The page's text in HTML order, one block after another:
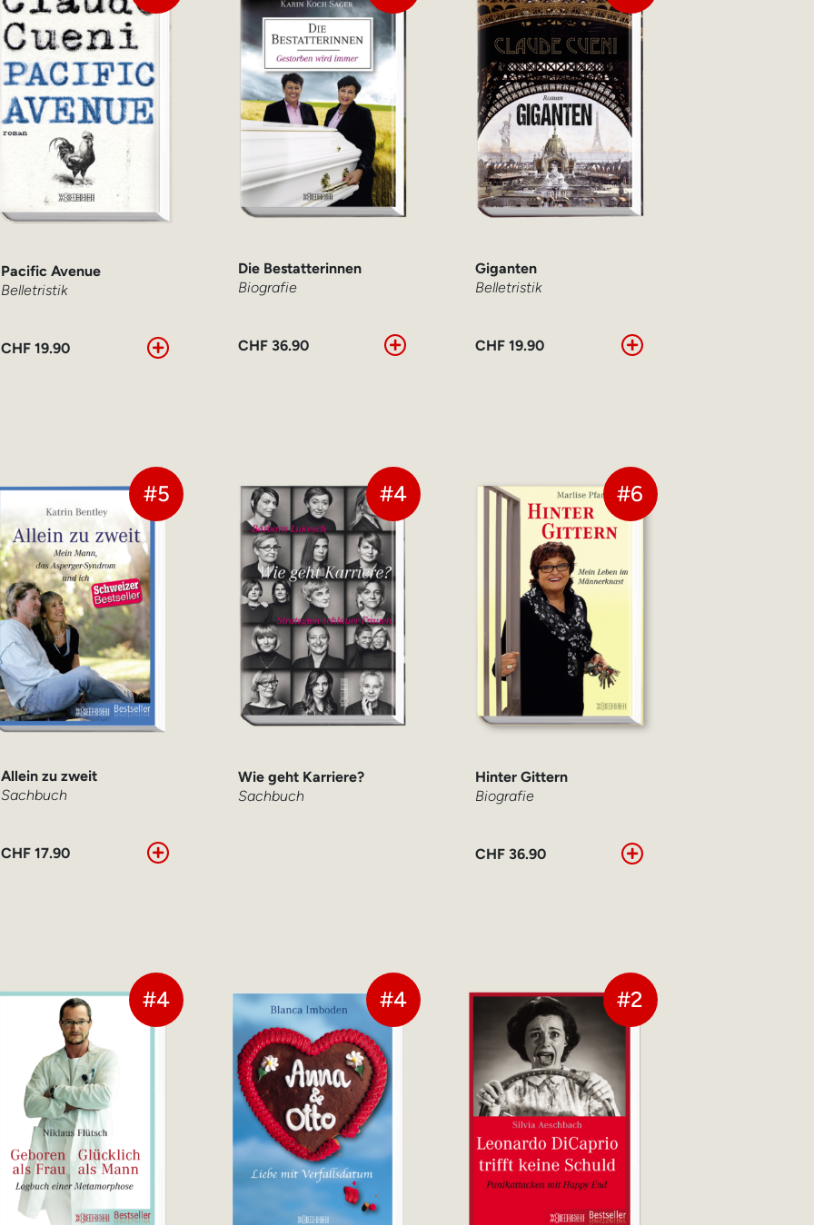
Pacific Avenue
Belletristik
CHF19.90
Die Bestatterinnen
Biografie
CHF36.90
Giganten
Belletristik
CHF19.90
#5
Allein zu zweit
Sachbuch
CHF17.90
#4
Wie geht Karriere?
Sachbuch
#6
Hinter Gittern
Biografie
CHF36.90
#4 #4 #2